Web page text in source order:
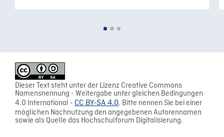
Dieser Text steht unter der Lizenz Creative Commons
Namensnennung - Weitergabe unter gleichen Bedingungen
4.0 International - CC BY-SA 4.0. Bitte nennen Sie bei einer
möglichen Nachnutzung den angegebenen Autorennamen
sowie als Quelle das Hochschulforum Digitalisierung.